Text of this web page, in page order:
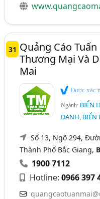
31 Quảng Cáo
Thương Mại Và
Mai
Được xác
Ngành: BIỂN
DANH, BIỂN
Số 13, Ngõ 294,
Thành Phố Bắc Giang,
1900 7112
Hotline:0966 397